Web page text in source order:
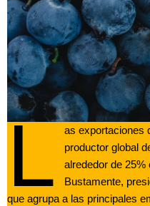
L
as exportaciones
productor global
alrededor de 25%
Bustamente,
que agrupa a las principales